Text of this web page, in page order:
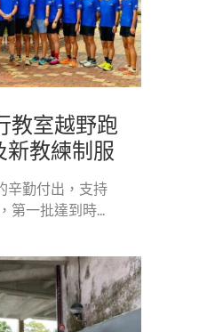
教室越野跑
新教練制服
辛勤付出，支持
第一批達到時...